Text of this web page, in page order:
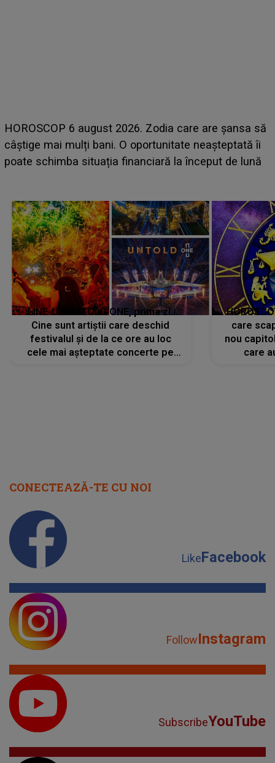
HOROSCOP 6 august 2026. Zodia care are șansa să
câștige mai mulți bani. O oportunitate neașteptată îi
poate schimba situația financiară la început de lună
LINE-UP UNTOLD ONE, prima zi.
Cine sunt artiștii care deschid
festivalul și de la ce ore au loc
cele mai așteptate concerte pe
care
nou
care
CONECTEAZĂ-TE CU NOI
LikeFacebook
FollowInstagram
SubscribeYouTube